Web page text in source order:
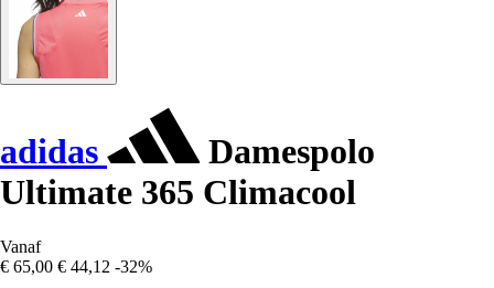
adidas
Damespolo
Ultimate 365 Climacool
Vanaf
€ 65,00 € 44,12 -32%